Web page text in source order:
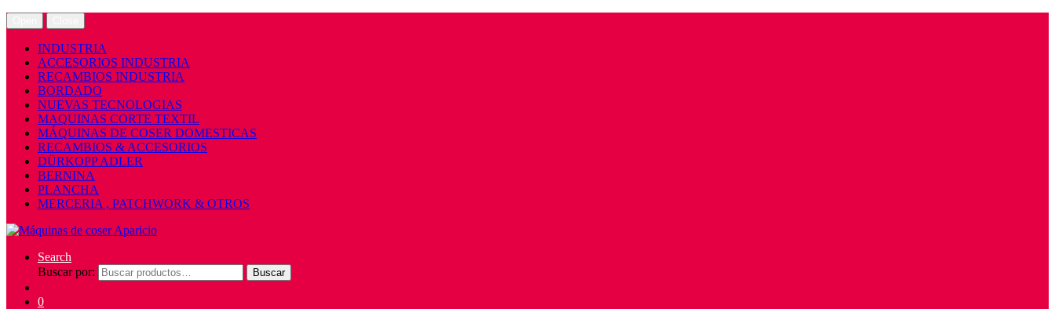
INDUSTRIA
ACCESORIOS INDUSTRIA
RECAMBIOS INDUSTRIA
BORDADO
NUEVAS TECNOLOGIAS
MAQUINAS CORTE TEXTIL
MÁQUINAS DE COSER DOMESTICAS
RECAMBIOS & ACCESORIOS
DÜRKOPP ADLER
BERNINA
PLANCHA
MERCERIA , PATCHWORK & OTROS
Search
Buscar por:
Buscar
0